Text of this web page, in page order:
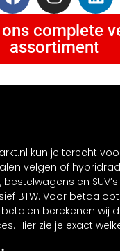
complete
assortiment
kun je terecht
velgen of
en
BTW. Voor
berekenen wij
Hier zie je exact